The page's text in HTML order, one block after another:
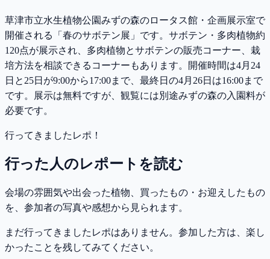
草津市立水生植物公園みずの森のロータス館・企画展示室で
開催される「春のサボテン展」です。サボテン・多肉植物約
120点が展示され、多肉植物とサボテンの販売コーナー、栽
培方法を相談できるコーナーもあります。開催時間は4月24
日と25日が9:00から17:00まで、最終日の4月26日は16:00まで
です。展示は無料ですが、観覧には別途みずの森の入園料が
必要です。
行ってきましたレポ！
行った人のレポートを読む
会場の雰囲気や出会った植物、買ったもの・お迎えしたもの
を、参加者の写真や感想から見られます。
まだ行ってきましたレポはありません。参加した方は、楽し
かったことを残してみてください。